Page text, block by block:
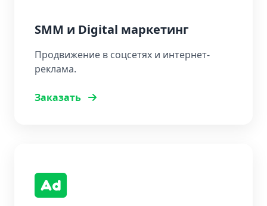
SMM и Digital маркетинг
Продвижение в соцсетях и интернет-
реклама.
Заказать